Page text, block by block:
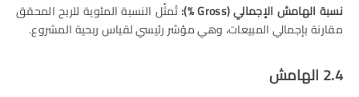
نسبة الهامش الإجمالي(Gross %):
تُمثّل النسبة المئوية للربح المحقق
مقارنة بإجمالي المبيعات، وهي مؤشر رئيسي لقياس ربحية المشروع.
2.4 الهامش